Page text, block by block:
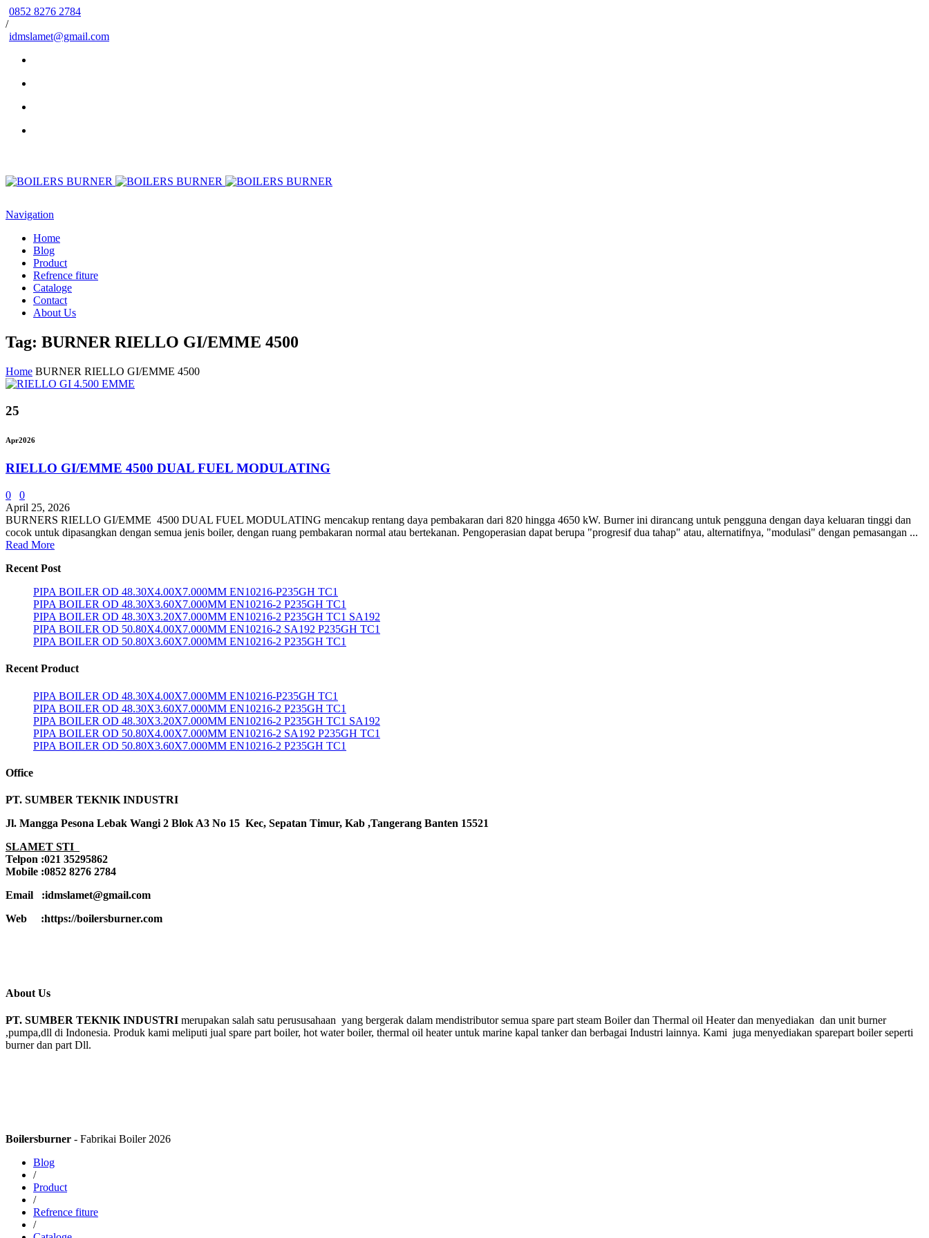
0852 8276 2784
/
idmslamet@gmail.com
Navigation
Home
Blog
Product
Refrence fiture
Cataloge
Contact
About Us
Tag: BURNER RIELLO GI/EMME 4500
Home BURNER RIELLO GI/EMME 4500
25
Apr2026
RIELLO GI/EMME 4500 DUAL FUEL MODULATING
0
0
April 25, 2026
BURNERS RIELLO GI/EMME 4500 DUAL FUEL MODULATING mencakup rentang daya pembakaran dari 820 hingga 4650 kW. Burner ini dirancang untuk pengguna dengan daya keluaran tinggi dan
cocok untuk dipasangkan dengan semua jenis boiler, dengan ruang pembakaran normal atau bertekanan. Pengoperasian dapat berupa "progresif dua tahap" atau, alternatifnya, "modulasi" dengan pemasangan ...
Read More
Recent Post
PIPA BOILER OD 48.30X4.00X7.000MM EN10216-P235GH TC1
PIPA BOILER OD 48.30X3.60X7.000MM EN10216-2 P235GH TC1
PIPA BOILER OD 48.30X3.20X7.000MM EN10216-2 P235GH TC1 SA192
PIPA BOILER OD 50.80X4.00X7.000MM EN10216-2 SA192 P235GH TC1
PIPA BOILER OD 50.80X3.60X7.000MM EN10216-2 P235GH TC1
Recent Product
PIPA BOILER OD 48.30X4.00X7.000MM EN10216-P235GH TC1
PIPA BOILER OD 48.30X3.60X7.000MM EN10216-2 P235GH TC1
PIPA BOILER OD 48.30X3.20X7.000MM EN10216-2 P235GH TC1 SA192
PIPA BOILER OD 50.80X4.00X7.000MM EN10216-2 SA192 P235GH TC1
PIPA BOILER OD 50.80X3.60X7.000MM EN10216-2 P235GH TC1
Office
PT. SUMBER TEKNIK INDUSTRI
Jl. Mangga Pesona Lebak Wangi 2 Blok A3 No 15 Kec, Sepatan Timur, Kab ,Tangerang Banten 15521
SLAMET STI
Telpon :021 35295862
Mobile :0852 8276 2784
Email :idmslamet@gmail.com
Web :https://boilersburner.com
About Us
PT. SUMBER TEKNIK INDUSTRI merupakan salah satu perususahaan yang bergerak dalam mendistributor semua spare part steam Boiler dan Thermal oil Heater dan menyediakan dan unit burner
,pumpa,dll di Indonesia. Produk kami meliputi jual spare part boiler, hot water boiler, thermal oil heater untuk marine kapal tanker dan berbagai Industri lainnya. Kami juga menyediakan sparepart boiler seperti
burner dan part Dll.
Boilersburner - Fabrikai Boiler 2026
Blog
/
Product
/
Refrence fiture
/